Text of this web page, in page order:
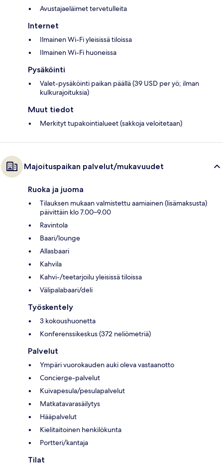
Avustajaeläimet tervetulleita
Internet
Ilmainen Wi-Fi yleisissä tiloissa
Ilmainen Wi-Fi huoneissa
Pysäköinti
Valet-pysäköinti paikan päällä (39 USD per yö; ilman
kulkurajoituksia)
Muut tiedot
Merkityt tupakointialueet (sakkoja veloitetaan)
Majoituspaikan palvelut/mukavuudet
Ruoka ja juoma
Tilauksen mukaan valmistettu aamiainen (lisämaksusta)
päivittäin klo 7.00–9.00
Ravintola
Baari/lounge
Allasbaari
Kahvila
Kahvi-/teetarjoilu yleisissä tiloissa
Välipalabaari/deli
Työskentely
3 kokoushuonetta
Konferenssikeskus (372 neliömetriä)
Palvelut
Ympäri vuorokauden auki oleva vastaanotto
Concierge-palvelut
Kuivapesula/pesulapalvelut
Matkatavarasäilytys
Hääpalvelut
Kielitaitoinen henkilökunta
Portteri/kantaja
Tilat